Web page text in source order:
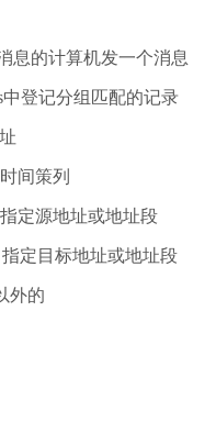
息的计算机发一个消息
中登记分组匹配的记录
间策列
指定源地址或地址段
指定目标地址或地址段
外的